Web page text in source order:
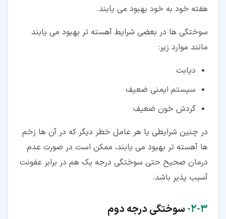
هفته خود به خود بهبود می یابند.
سوختگی ها در بعضی شرایط آهسته تر بهبود می یابند
مانند موارد زیر:
دیابت
سیستم ایمنی ضعیف
گردش خون ضعیف
در چنین شرایطی یا هر عامل خطر دیگر که در آن ها زخم
ها آهسته تر بهبود می یابند، ممکن است در صورت عدم
درمان صحیح حتی سوختگی درجه یک هم در برابر عفونت
آسیب پذیر باشد.
۳‏-‏۲‏- سوختگی درجه دوم